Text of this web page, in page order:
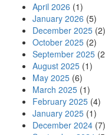
April 2026 (1)
January 2026 (5)
December 2025 (2)
October 2025 (2)
September 2025
August 2025 (1)
May 2025 (6)
March 2025 (1)
February 2025 (4)
January 2025 (1)
December 2024 (7)